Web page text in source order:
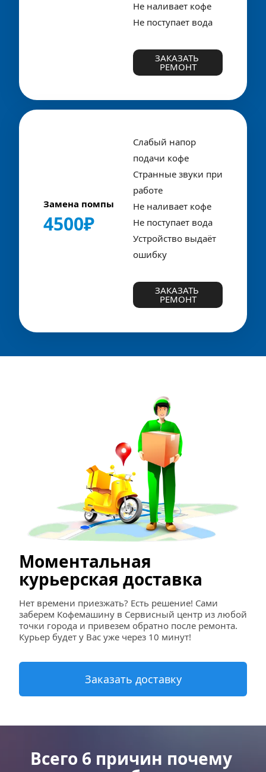
Не наливает кофе
Не поступает вода
ЗАКАЗАТЬ
РЕМОНТ
Замена помпы
4500₽
Слабый напор
подачи кофе
Странные звуки при
работе
Не наливает кофе
Не поступает вода
Устройство выдаёт
ошибку
ЗАКАЗАТЬ
РЕМОНТ
Моментальная
курьерская доставка
Нет времени приезжать? Есть решение! Сами
заберем Кофемашину в Сервисный центр из любой
точки города и привезем обратно после ремонта.
Курьер будет у Вас уже через 10 минут!
Заказать доставку
Всего 6 причин почему